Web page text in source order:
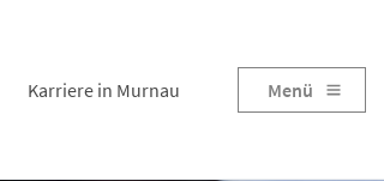
Karriere in Murnau Menü